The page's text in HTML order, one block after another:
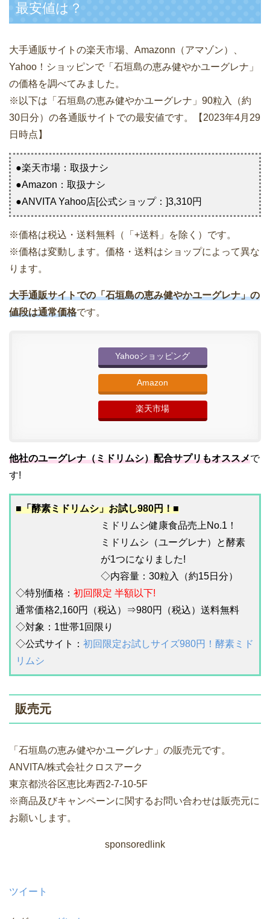
最安値は？
大手通販サイトの楽天市場、Amazonn（アマゾン）、
Yahoo！ショッピンで「石垣島の恵み健やかユーグレナ」
の価格を調べてみました。
※以下は「石垣島の恵み健やかユーグレナ」90粒入（約
30日分）の各通販サイトでの最安値です。【2023年4月29
日時点】
●楽天市場：取扱ナシ
●Amazon：取扱ナシ
●ANVITA Yahoo店[公式ショップ：]3,310円
※価格は税込・送料無料（「+送料」を除く）です。
※価格は変動します。価格・送料はショップによって異な
ります。
大手通販サイトでの「石垣島の恵み健やかユーグレナ」の
値段は通常価格です。
Yahooショッピング
Amazon
楽天市場
他社のユーグレナ（ミドリムシ）配合サプリもオススメで
す!
■「酵素ミドリムシ」お試し980円！■
ミドリムシ健康食品売上No.1！
ミドリムシ（ユーグレナ）と酵素
が1つになりました!
◇内容量：30粒入（約15日分）
◇特別価格： 初回限定 半額以下!
通常価格2,160円（税込）⇒980円（税込）送料無料
◇対象：1世帯1回限り
◇公式サイト： 初回限定お試しサイズ980円！酵素ミド
リムシ
販売元
「石垣島の恵み健やかユーグレナ」の販売元です。
ANVITA/株式会社クロスアーク
東京都渋谷区恵比寿西2-7-10-5F
※商品及びキャンペーンに関するお問い合わせは販売元に
お願いします。
sponsoredlink
ツイート